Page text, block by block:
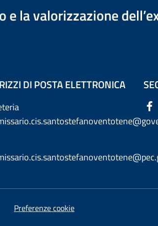
la valorizzazione
DI POSTA ELETTRONICA
Preferenze cookie